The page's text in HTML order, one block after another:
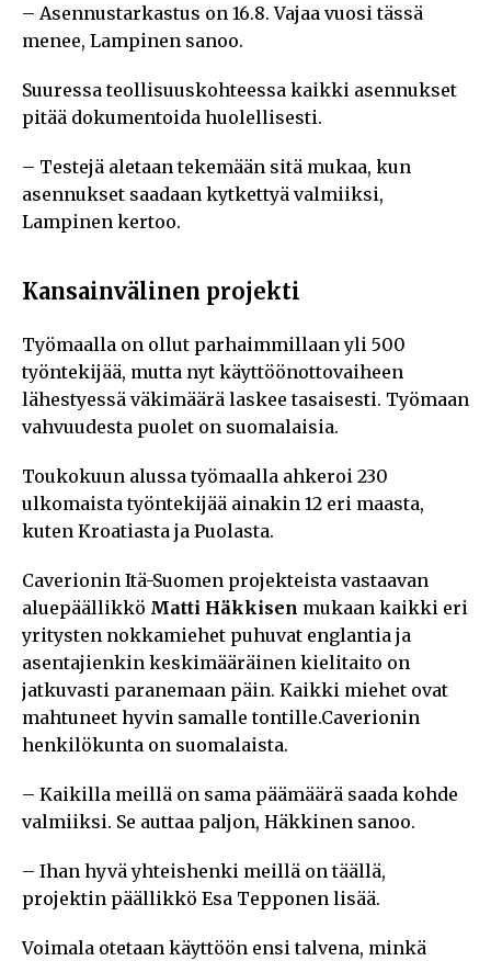
– Asennustarkastus on 16.8. Vajaa vuosi tässä
menee, Lampinen sanoo.
Suuressa teollisuuskohteessa kaikki asennukset
pitää dokumentoida huolellisesti.
– Testejä aletaan tekemään sitä mukaa, kun
asennukset saadaan kytkettyä valmiiksi,
Lampinen kertoo.
Kansainvälinen projekti
Työmaalla on ollut parhaimmillaan yli 500
työntekijää, mutta nyt käyttöönottovaiheen
lähestyessä väkimäärä laskee tasaisesti. Työmaan
vahvuudesta puolet on suomalaisia.
Toukokuun alussa työmaalla ahkeroi 230
ulkomaista työntekijää ainakin 12 eri maasta,
kuten Kroatiasta ja Puolasta.
Caverionin Itä-Suomen projekteista vastaavan
aluepäällikkö Matti Häkkisen mukaan kaikki eri
yritysten nokkamiehet puhuvat englantia ja
asentajienkin keskimääräinen kielitaito on
jatkuvasti paranemaan päin. Kaikki miehet ovat
mahtuneet hyvin samalle tontille.Caverionin
henkilökunta on suomalaista.
– Kaikilla meillä on sama päämäärä saada kohde
valmiiksi. Se auttaa paljon, Häkkinen sanoo.
– Ihan hyvä yhteishenki meillä on täällä,
projektin päällikkö Esa Tepponen lisää.
Voimala otetaan käyttöön ensi talvena, minkä